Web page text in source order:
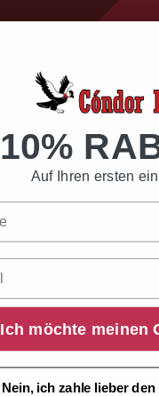
10%
Auf Ihren ersten
Ich möchte meinen
Nein, ich zahle lieber